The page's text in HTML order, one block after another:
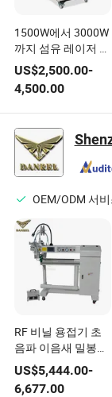
1500W에서 3000W
까지 섬유 레이저 용
접 장비
US$2,500.00-
4,500.00
OEM/ODM 서
RF 비닐 용접기 초
음파 이음새 밀봉기
열풍 용접 장비 PVC
플렉스 배너용
US$5,444.00-
6,677.00